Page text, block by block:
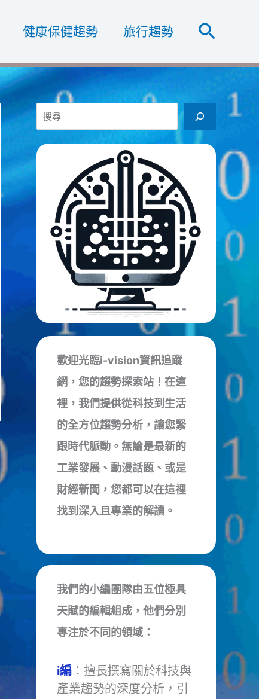
健康保健趨勢 旅行趨勢
搜
尋
搜
尋
歡迎光臨i-vision資訊追蹤
網，您的趨勢探索站！在這
裡，我們提供從科技到生活
的全方位趨勢分析，讓您緊
跟時代脈動。無論是最新的
工業發展、動漫話題、或是
財經新聞，您都可以在這裡
找到深入且專業的解讀。
我們的小編團隊由五位極具
天賦的編輯組成，他們分別
專注於不同的領域：
i編：擅長撰寫關於科技與
產業趨勢的深度分析，引